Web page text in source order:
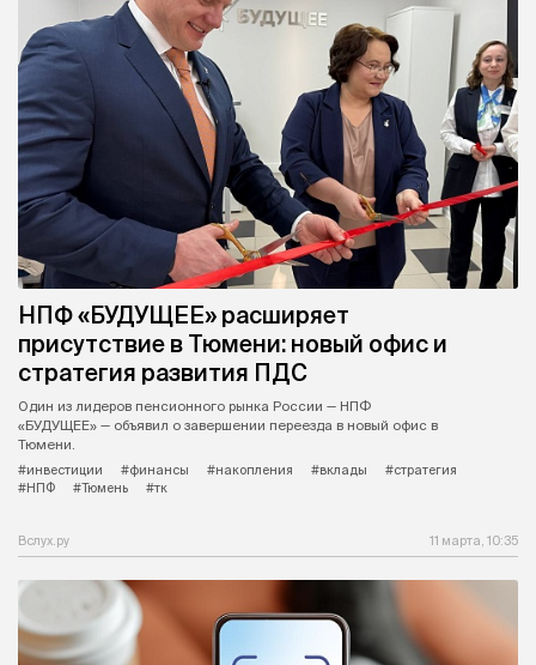
НПФ «БУДУЩЕЕ» расширяет
присутствие в Тюмени: новый офис и
стратегия развития ПДС
Один из лидеров пенсионного рынка России — НПФ
«БУДУЩЕЕ» — объявил о завершении переезда в новый офис в
Тюмени.
#инвестиции
#финансы #накопления #вклады
#стратегия
#НПФ
#Тюмень #тк
Вслух.ру 11 марта, 10:35